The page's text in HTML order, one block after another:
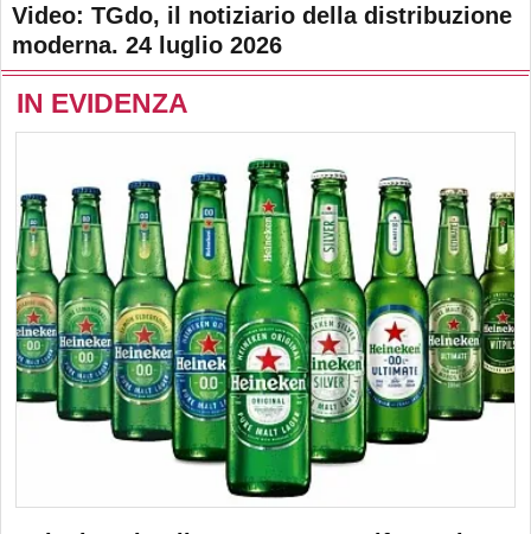
Video: TGdo, il notiziario della distribuzione
moderna. 24 luglio 2026
IN EVIDENZA